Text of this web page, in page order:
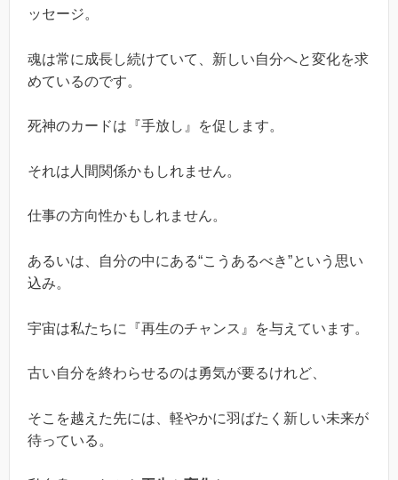
ッセージ。
魂は常に成長し続けていて、新しい自分へと変化を求
めているのです。
死神のカードは『手放し』を促します。
それは人間関係かもしれません。
仕事の方向性かもしれません。
あるいは、自分の中にある“こうあるべき”という思い
込み。
宇宙は私たちに『再生のチャンス』を与えています。
古い自分を終わらせるのは勇気が要るけれど、
そこを越えた先には、軽やかに羽ばたく新しい未来が
待っている。